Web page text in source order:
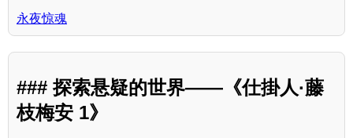
永夜惊魂
### 探索悬疑的世界——《仕掛人·藤
枝梅安 1》